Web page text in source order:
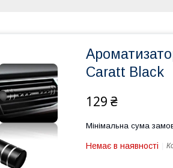
Caratt Black
129 ₴
Мінімальна сума
Немає в наявності